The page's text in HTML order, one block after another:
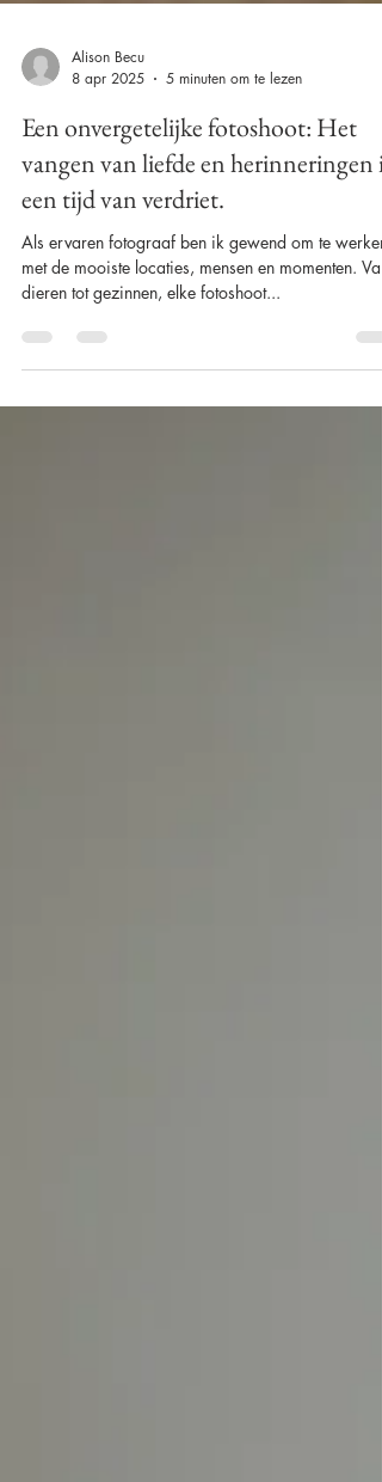
Alison Becu
8 apr 2025
5 minuten om te lezen
Een onvergetelijke fotoshoot: Het
vangen van liefde en herinneringen in
een tijd van verdriet.
met de mooiste locaties, mensen en momenten. Van
dieren tot gezinnen, elke fotoshoot...